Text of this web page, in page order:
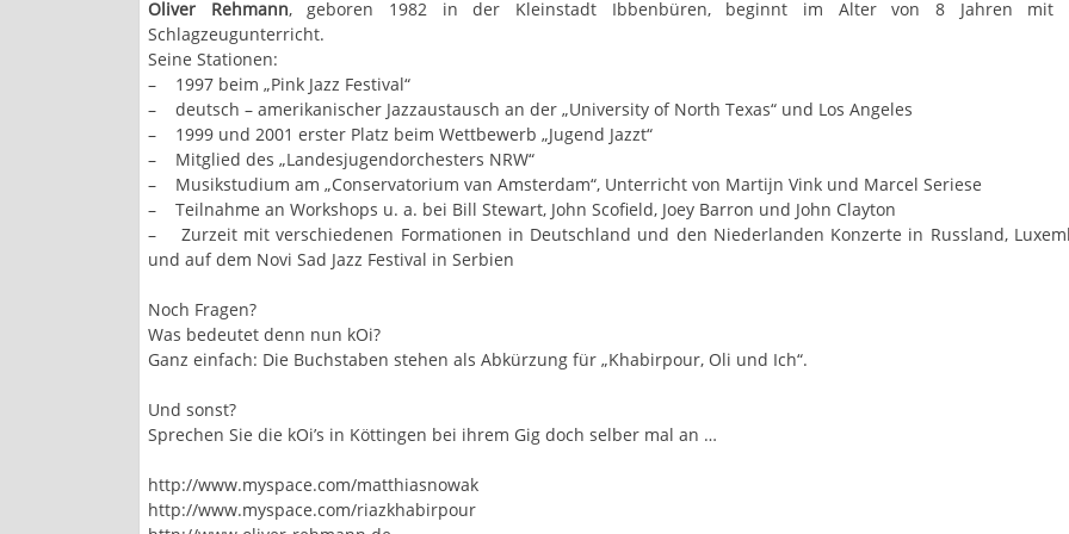
Oliver Rehmann, geboren 1982 in der Kleinstadt Ibbenbüren, beginnt im Alter von 8 Jahren mit
Schlagzeugunterricht.
Seine Stationen:
– 1997 beim „Pink Jazz Festival“
– deutsch – amerikanischer Jazzaustausch an der „University of North Texas“ und Los Angeles
– 1999 und 2001 erster Platz beim Wettbewerb „Jugend Jazzt“
– Mitglied des „Landesjugendorchesters NRW“
– Musikstudium am „Conservatorium van Amsterdam“, Unterricht von Martijn Vink und Marcel Seriese
– Teilnahme an Workshops u. a. bei Bill Stewart, John Scofield, Joey Barron und John Clayton
– Zurzeit mit verschiedenen Formationen in Deutschland und den Niederlanden Konzerte in Russland,
und auf dem Novi Sad Jazz Festival in Serbien
Noch Fragen?
Was bedeutet denn nun kOi?
Ganz einfach: Die Buchstaben stehen als Abkürzung für „Khabirpour, Oli und Ich“.
Und sonst?
Sprechen Sie die kOi’s in Köttingen bei ihrem Gig doch selber mal an …
http://www.myspace.com/matthiasnowak
http://www.myspace.com/riazkhabirpour